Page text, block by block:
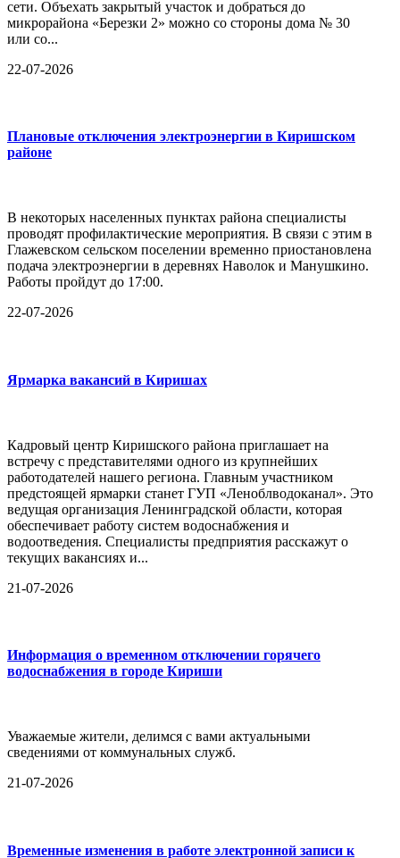
сети. Объехать закрытый участок и добраться до
микрорайона «Березки 2» можно со стороны дома № 30
или со...
22-07-2026
Плановые отключения электроэнергии в Киришском
районе
В некоторых населенных пунктах района специалисты
проводят профилактические мероприятия. В связи с этим в
Глажевском сельском поселении временно приостановлена
подача электроэнергии в деревнях Наволок и Манушкино.
Работы пройдут до 17:00.
22-07-2026
Ярмарка вакансий в Киришах
Кадровый центр Киришского района приглашает на
встречу с представителями одного из крупнейших
работодателей нашего региона. Главным участником
предстоящей ярмарки станет ГУП «Леноблводоканал». Это
ведущая организация Ленинградской области, которая
обеспечивает работу систем водоснабжения и
водоотведения. Специалисты предприятия расскажут о
текущих вакансиях и...
21-07-2026
Информация о временном отключении горячего
водоснабжения в городе Кириши
Уважаемые жители, делимся с вами актуальными
сведениями от коммунальных служб.
21-07-2026
Временные изменения в работе электронной записи к